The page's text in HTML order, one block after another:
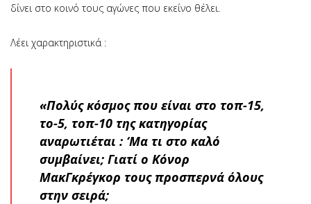
δίνει στο κοινό τους αγώνες που εκείνο θέλει.
Λέει χαρακτηριστικά :
«Πολύς κόσμος που είναι στο τοπ-15,
το-5, τοπ-10 της κατηγορίας
αναρωτιέται : ‘Μα τι στο καλό
συμβαίνει; Γιατί ο Κόνορ
ΜακΓκρέγκορ τους προσπερνά όλους
στην σειρά;